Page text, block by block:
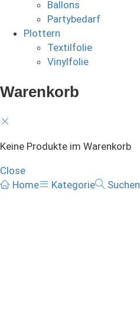
Ballons
Partybedarf
Plottern
Textilfolie
Vinylfolie
Warenkorb
Keine Produkte im Warenkorb
Close
Home
Kategorie Suchen